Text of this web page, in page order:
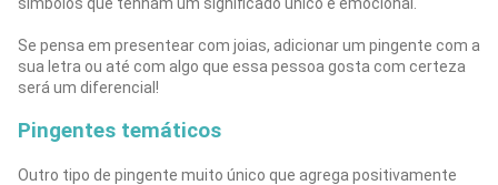
Se pensa em presentear com joias, adicionar um pingente com a
sua letra ou até com algo que essa pessoa gosta com certeza
será um diferencial!
Pingentes temáticos
Outro tipo de pingente muito único que agrega positivamente